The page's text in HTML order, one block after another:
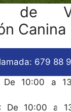
de
Canina
679 88
10:00 a
: De 10:00 a